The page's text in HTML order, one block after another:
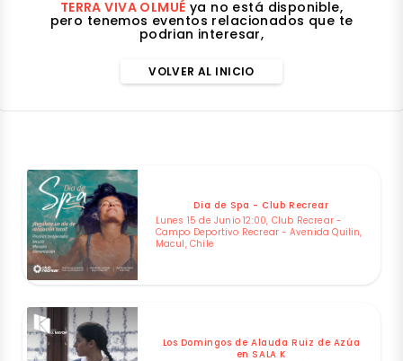
TERRA VIVA OLMUÉ ya no está disponible,
pero tenemos eventos relacionados que te
podrian interesar,
VOLVER AL INICIO
Dia de Spa - Club Recrear
Lunes 15 de Junio 12:00, Club Recrear -
Campo Deportivo Recrear - Avenida Quilin,
Macul, Chile
Los Domingos de Alauda Ruiz de Azúa
en SALA K